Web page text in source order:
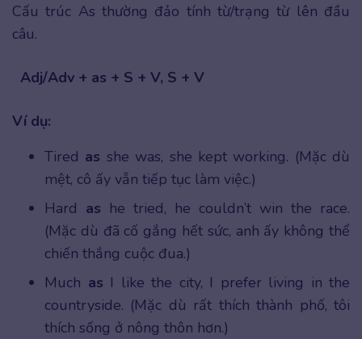
Cấu trúc As thường đảo tính từ/trạng từ lên đầu
câu.
Adj/Adv + as + S + V, S + V
Ví dụ:
Tired as she was, she kept working. (Mặc dù
mệt, cô ấy vẫn tiếp tục làm việc.)
Hard as he tried, he couldn’t win the race.
(Mặc dù đã cố gắng hết sức, anh ấy không thể
chiến thắng cuộc đua.)
Much as I like the city, I prefer living in the
countryside. (Mặc dù rất thích thành phố, tôi
thích sống ở nông thôn hơn.)